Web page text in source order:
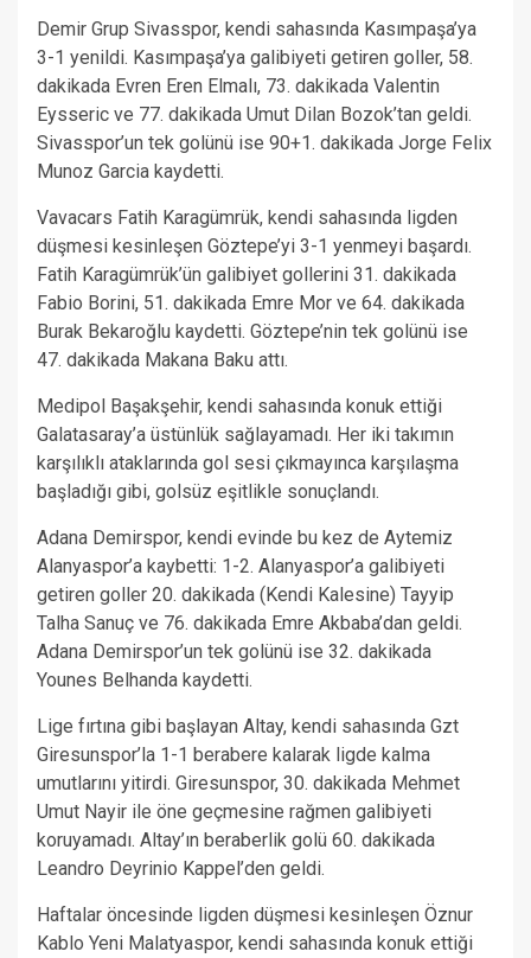
Demir Grup Sivasspor, kendi sahasında Kasımpaşa’ya
3-1 yenildi. Kasımpaşa’ya galibiyeti getiren goller, 58.
dakikada Evren Eren Elmalı, 73. dakikada Valentin
Eysseric ve 77. dakikada Umut Dilan Bozok’tan geldi.
Sivasspor’un tek golünü ise 90+1. dakikada Jorge Felix
Munoz Garcia kaydetti.
Vavacars Fatih Karagümrük, kendi sahasında ligden
düşmesi kesinleşen Göztepe’yi 3-1 yenmeyi başardı.
Fatih Karagümrük’ün galibiyet gollerini 31. dakikada
Fabio Borini, 51. dakikada Emre Mor ve 64. dakikada
Burak Bekaroğlu kaydetti. Göztepe’nin tek golünü ise
47. dakikada Makana Baku attı.
Medipol Başakşehir, kendi sahasında konuk ettiği
Galatasaray’a üstünlük sağlayamadı. Her iki takımın
karşılıklı ataklarında gol sesi çıkmayınca karşılaşma
başladığı gibi, golsüz eşitlikle sonuçlandı.
Adana Demirspor, kendi evinde bu kez de Aytemiz
Alanyaspor’a kaybetti: 1-2. Alanyaspor’a galibiyeti
getiren goller 20. dakikada (Kendi Kalesine) Tayyip
Talha Sanuç ve 76. dakikada Emre Akbaba’dan geldi.
Adana Demirspor’un tek golünü ise 32. dakikada
Younes Belhanda kaydetti.
Lige fırtına gibi başlayan Altay, kendi sahasında Gzt
Giresunspor’la 1-1 berabere kalarak ligde kalma
umutlarını yitirdi. Giresunspor, 30. dakikada Mehmet
Umut Nayir ile öne geçmesine rağmen galibiyeti
koruyamadı. Altay’ın beraberlik golü 60. dakikada
Leandro Deyrinio Kappel’den geldi.
Haftalar öncesinde ligden düşmesi kesinleşen Öznur
Kablo Yeni Malatyaspor, kendi sahasında konuk ettiği